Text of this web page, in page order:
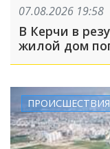
07.08.2026 19:58
В Керчи в
жилой дом
ПРОИСШЕСТВИЯ